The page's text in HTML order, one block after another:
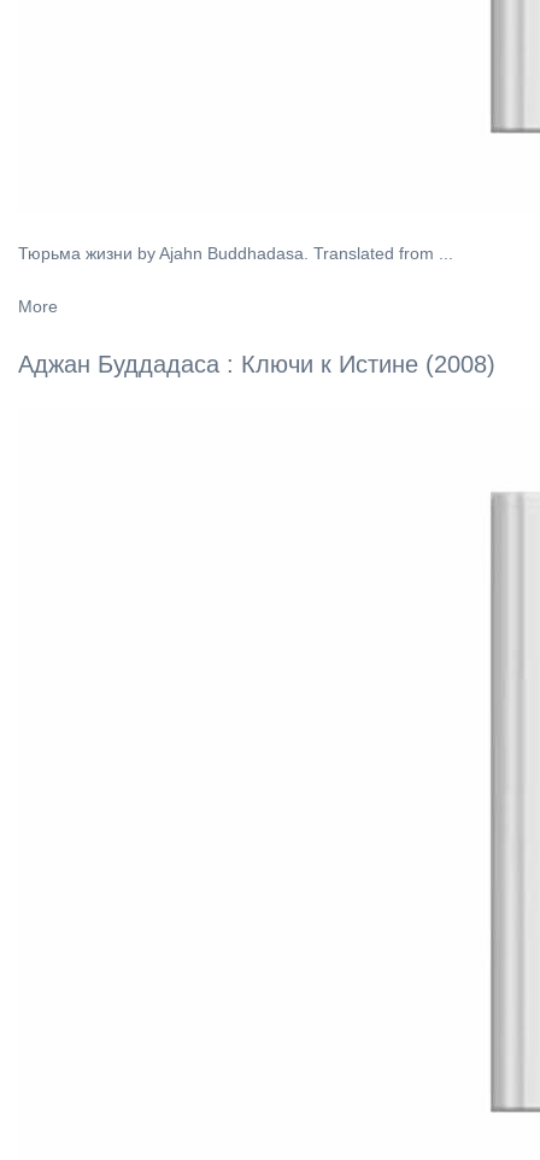
Тюрьма жизни by Ajahn Buddhadasa. Translated from ...
More
Аджан Буддадаса : Ключи к Истине (2008)